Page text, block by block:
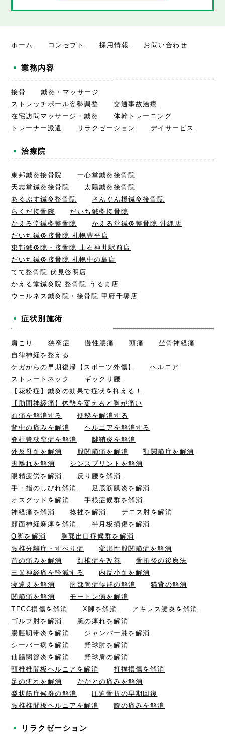
ホーム コンセプト 採用情報 お問い合わせ
業務内容
接骨
鍼灸・マッサージ
ストレッチポール姿勢調整
交通事故治療
在宅訪問マッサージ・鍼灸
体幹トレーニング
トレーナー派遣
リラクゼーション デイサービス
治療院
東邦鍼灸接骨院
一心堂鍼灸接骨院
天志堂鍼灸接骨院
太陽鍼灸接骨院
あるぷす鍼灸整骨院
さんぐん橋鍼灸接骨院
らくだ接骨院
だいち鍼灸接骨院
かえる堂鍼灸整骨院
かえる堂鍼灸整骨院 沖縄店
だいち鍼灸接骨院 札幌豊平店
東邦鍼灸院・接骨院 上石神井駅前店
だいち鍼灸接骨院 札幌中の島店
てて整骨院 伏見啓明店
かえる堂鍼灸院 整骨院 うるま店
ウェルネス鍼灸院・接骨院 甲府千塚店
症状別施術
肩こり 狭窄症 慢性腰痛 頭痛
坐骨神経痛
自律神経を整える
ケガからの早期復帰【スポーツ外傷】
ヘルニア
ストレートネック
ギックリ腰
【花粉症】鍼灸の効果で症状を抑える！
【肋間神経痛】体勢を変えると胸が痛い
頭痛を解消する
便秘を解消する
背中の痛みを解消
ヘルニアを解消する
脊柱管狭窄症を解消
腱鞘炎を解消
外反母趾を解消
股関節痛を解消
顎関節症を解消
肉離れを解消
シンスプリントを解消
眼精疲労を解消
反り腰を解消
手・指のしびれ解消
足底筋膜炎を解消
オスグッドを解消
手根症候群を解消
神経痛を解消
捻挫を解消
テニス肘を解消
顔面神経麻痺を解消
半月板損傷を解消
O脚を解消
胸郭出口症候群を解消
腰椎分離症・すべり症
変形性股関節症を解消
首の痛みを解消
頚椎症を改善
骨折後の後療法
三叉神経痛を軽減する
内反小趾を解消
寝違えを解消
肘部管症候群の解消
猫背の解消
関節痛を解消
モートン病を解消
TFCC損傷を解消
X脚を解消
アキレス腱炎を解消
ゴルフ肘を解消
腕の痺れを解消
腸脛靭帯炎を解消
ジャンパー膝を解消
シーバー病を解消
野球肘を解消
仙腸関節炎を解消
野球肩の解消
頸椎椎間板ヘルニアを解消
打撲損傷を解消
足の痺れを解消
かかとの痛みを解消
梨状筋症候群の解消
圧迫骨折の早期回復
腰椎椎間板ヘルニアを解消
膝の痛みを解消
リラクゼーション